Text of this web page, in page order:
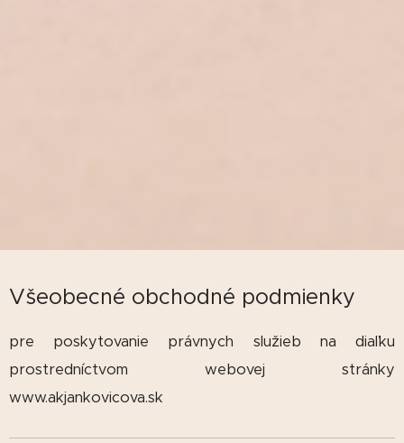
Všeobecné obchodné podmienky
pre poskytovanie právnych služieb na diaľku
prostredníctvom webovej stránky
www.akjankovicova.sk